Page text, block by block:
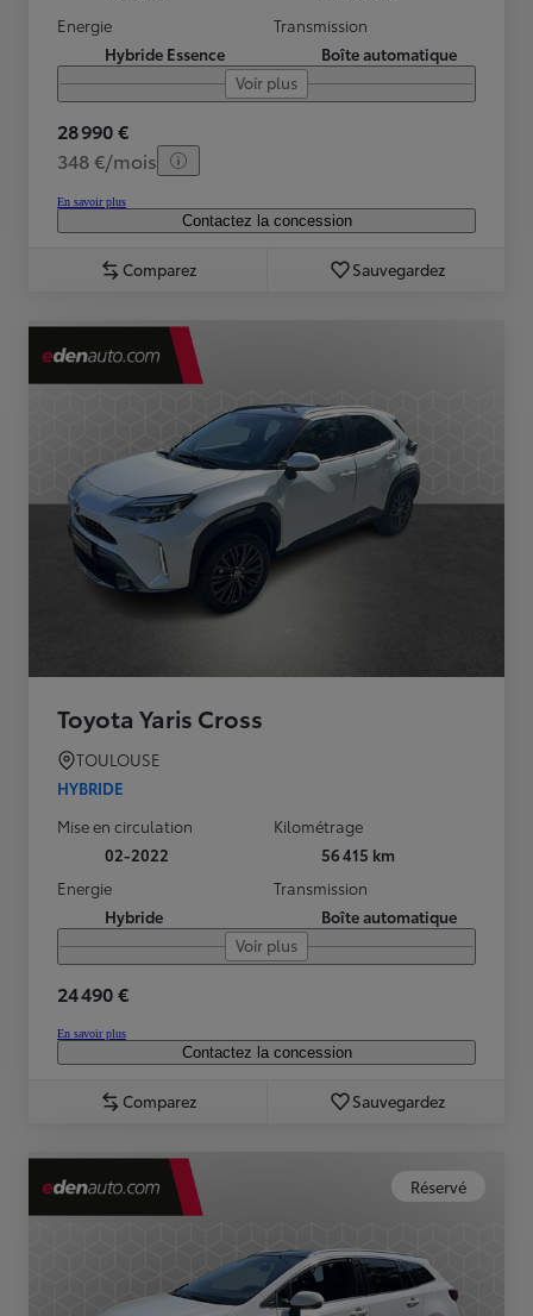
Energie
Hybride Essence
Transmission
Boîte automatique
Voir plus
28 990 €
348 €/mois
En savoir plus
Contactez la concession
Comparez Sauvegardez
Toyota Yaris Cross
TOULOUSE
HYBRIDE
Mise en circulation
02-2022
Kilométrage
56 415 km
Energie
Hybride
Transmission
Boîte automatique
Voir plus
24 490 €
En savoir plus
Contactez la concession
Comparez Sauvegardez
Réservé